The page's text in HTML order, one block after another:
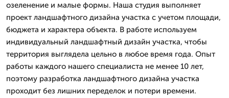
озеленение и малые формы. Наша студия выполняет
проект ландшафтного дизайна участка с учетом площади,
бюджета и характера объекта. В работе используем
индивидуальный ландшафтный дизайн участка, чтобы
территория выглядела цельно в любое время года. Опыт
работы каждого нашего специалиста не менее 10 лет,
поэтому разработка ландшафтного дизайна участка
проходит без лишних переделок и потери времени.